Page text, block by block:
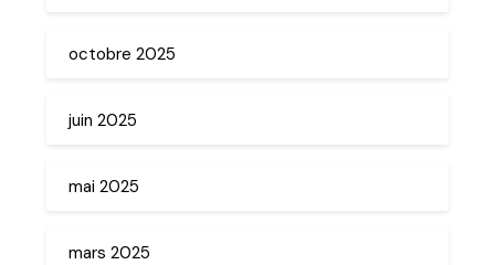
octobre 2025
juin 2025
mai 2025
mars 2025